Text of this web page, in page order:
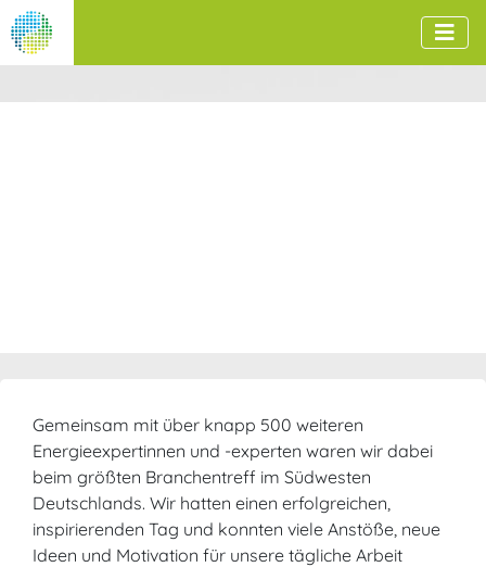
Gemeinsam mit über knapp 500 weiteren
Energieexpertinnen und -experten waren wir dabei
beim größten Branchentreff im Südwesten
Deutschlands. Wir hatten einen erfolgreichen,
inspirierenden Tag und konnten viele Anstöße, neue
Ideen und Motivation für unsere tägliche Arbeit